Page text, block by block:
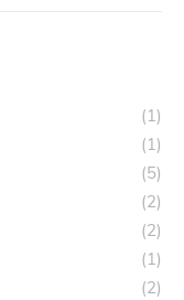
(1)
(1)
(5)
(2)
(2)
(1)
(2)